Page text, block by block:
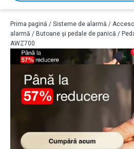
Prima pagină / Sisteme de alarmă /
alarmă / Butoane și pedale de panică /
AWZ700